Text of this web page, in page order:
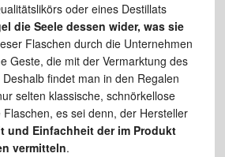
oder eines Destillats
die Seele dessen wider, was sie
Flaschen durch die Unternehmen
Geste, die mit der Vermarktung des
findet man in den Regalen
selten klassische, schnörkellose
es sei denn, der Hersteller
und Einfachheit der im Produkt
vermitteln.